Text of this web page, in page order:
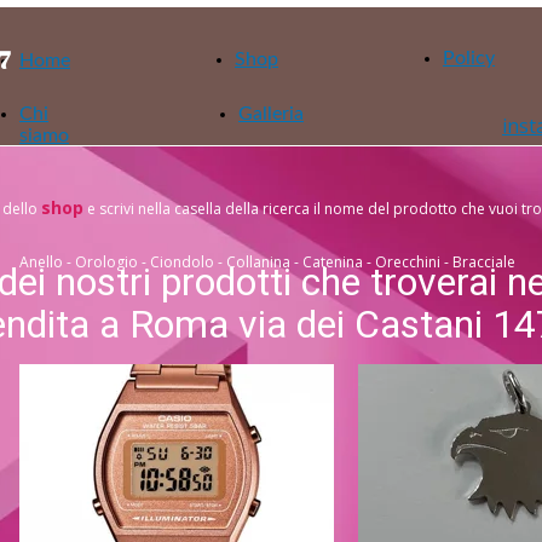
Shop Policy
Home
Chi
siamo
Galleria
dello shop e scrivi nella casella della ricerca il nome del prodotto che vuoi
- Ciondolo - Collanina - Catenina - Orecchini - Bracciale
nostri prodotti che troverai
a Roma via dei Castani